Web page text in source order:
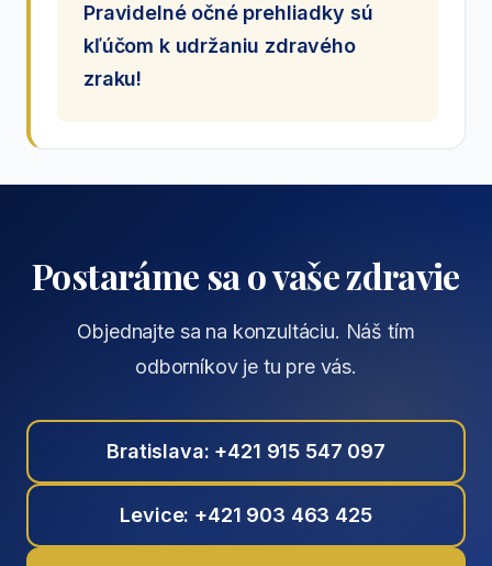
Pravidelné očné prehliadky sú
kľúčom k udržaniu zdravého
zraku!
Postaráme sa o vaše zdravie
Objednajte sa na konzultáciu. Náš tím
odborníkov je tu pre vás.
Bratislava: +421 915 547 097
Levice: +421 903 463 425